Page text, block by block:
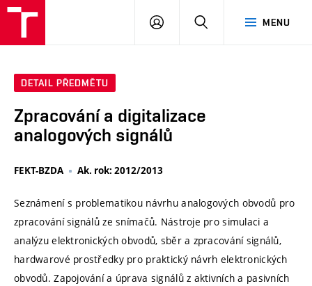
MENU
PŘIHLÁSIT
DETAIL PŘEDMĚTU
Zpracování a digitalizace
analogových signálů
FEKT-BZDA Ak. rok: 2012/2013
Seznámení s problematikou návrhu analogových obvodů pro
zpracování signálů ze snímačů. Nástroje pro simulaci a
analýzu elektronických obvodů, sběr a zpracování signálů,
hardwarové prostředky pro praktický návrh elektronických
obvodů. Zapojování a úprava signálů z aktivních a pasivních